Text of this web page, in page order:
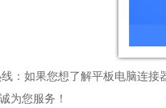
：如果您想了解平板电脑连接
为您服务！